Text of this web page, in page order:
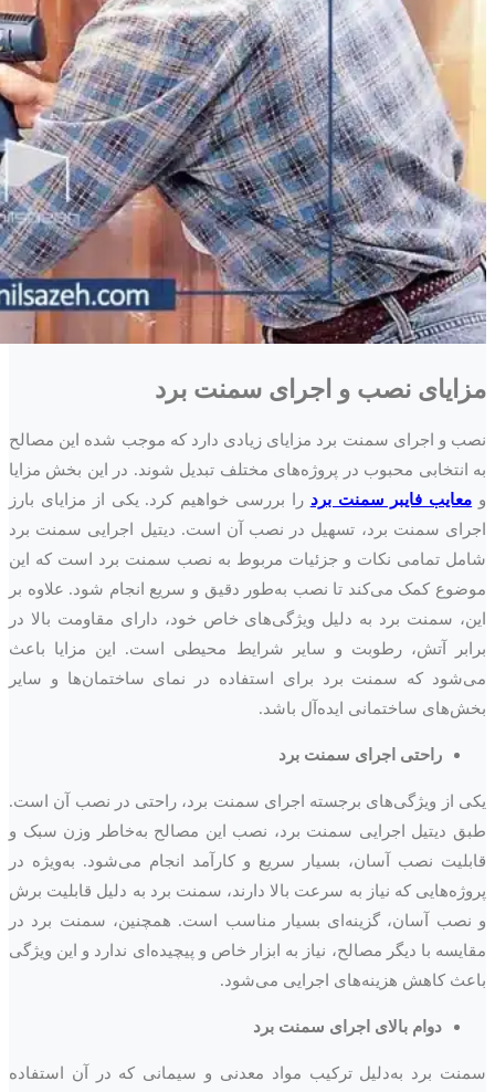
مزایای نصب و اجرای سمنت برد
نصب و اجرای سمنت برد مزایای زیادی دارد که موجب شده این مصالح
به انتخابی محبوب در پروژه‌های مختلف تبدیل شوند. در این بخش مزایا
و معایب فایبر سمنت برد را بررسی خواهیم کرد. یکی از مزایای بارز
اجرای سمنت برد، تسهیل در نصب آن است. دیتیل اجرایی سمنت برد
شامل تمامی نکات و جزئیات مربوط به نصب سمنت برد است که این
موضوع کمک می‌کند تا نصب به‌طور دقیق و سریع انجام شود. علاوه بر
این، سمنت برد به دلیل ویژگی‌های خاص خود، دارای مقاومت بالا در
برابر آتش، رطوبت و سایر شرایط محیطی است. این مزایا باعث
می‌شود که سمنت برد برای استفاده در نمای ساختمان‌ها و سایر
بخش‌های ساختمانی ایده‌آل باشد.
راحتی اجرای سمنت برد
یکی از ویژگی‌های برجسته اجرای سمنت برد، راحتی در نصب آن است.
طبق دیتیل اجرایی سمنت برد، نصب این مصالح به‌خاطر وزن سبک و
قابلیت نصب آسان، بسیار سریع و کارآمد انجام می‌شود. به‌ویژه در
پروژه‌هایی که نیاز به سرعت بالا دارند، سمنت برد به دلیل قابلیت برش
و نصب آسان، گزینه‌ای بسیار مناسب است. همچنین، سمنت برد در
مقایسه با دیگر مصالح، نیاز به ابزار خاص و پیچیده‌ای ندارد و این ویژگی
باعث کاهش هزینه‌های اجرایی می‌شود.
دوام بالای اجرای سمنت برد
سمنت برد به‌دلیل ترکیب مواد معدنی و سیمانی که در آن استفاده